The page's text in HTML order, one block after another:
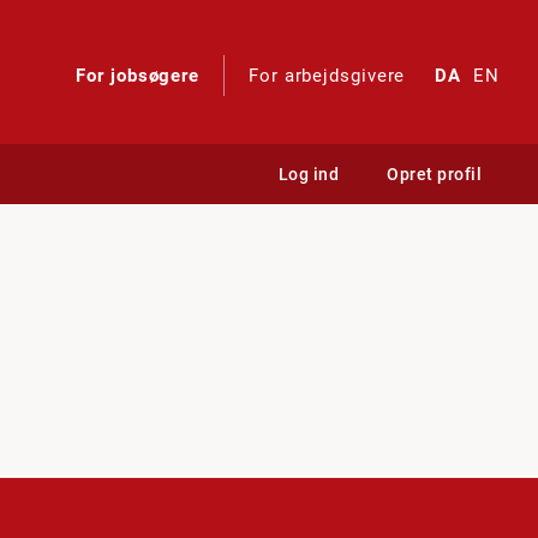
For jobsøgere For arbejdsgivere DA EN
Log ind Opret profil